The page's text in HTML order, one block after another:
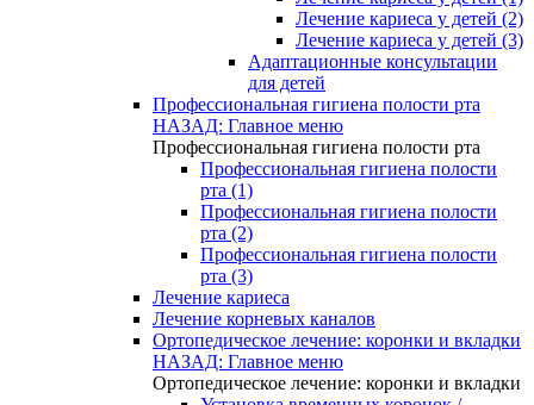
Лечение кариеса у детей (2)
Лечение кариеса у детей (3)
Адаптационные консультации
для детей
Профессиональная гигиена полости рта
НАЗАД: Главное меню
Профессиональная гигиена полости рта
Профессиональная гигиена полости
рта (1)
Профессиональная гигиена полости
рта (2)
Профессиональная гигиена полости
рта (3)
Лечение кариеса
Лечение корневых каналов
Ортопедическое лечение: коронки и вкладки
НАЗАД: Главное меню
Ортопедическое лечение: коронки и вкладки